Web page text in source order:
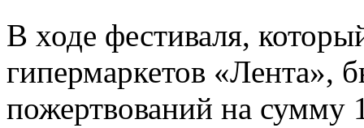
В ходе фестиваля,
гипермаркетов «Лента»,
пожертвований на сумму